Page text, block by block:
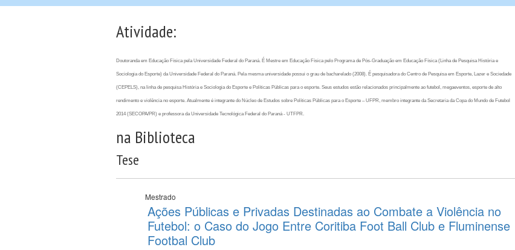
Atividade:
Doutoranda em Educação Física pela Universidade Federal do Paraná. É Mestre em Educação Física pelo Programa de Pós-Graduação em Educação Física (Linha de Pesquisa História e
Sociologia do Esporte) da Universidade Federal do Paraná. Pela mesma universidade possui o grau de bacharelado (2008). É pesquisadora do Centro de Pesquisa em Esporte, Lazer e Sociedade
(CEPELS), na linha de pesquisa História e Sociologia do Esporte e Políticas Públicas para o esporte. Seus estudos estão relacionados principalmente ao futebol, megaeventos, esporte de alto
rendimento e violência no esporte. Atualmente é integrante do Núcleo de Estudos sobre Políticas Públicas para o Esporte – UFPR, membro integrante da Secretaria da Copa do Mundo de Futebol
2014 (SECOPA/PR) e professora da Universidade Tecnológica Federal do Paraná - UTFPR.
na Biblioteca
Tese
Mestrado
Ações Públicas e Privadas Destinadas ao Combate a Violência no
Futebol: o Caso do Jogo Entre Coritiba Foot Ball Club e Fluminense
Footbal Club